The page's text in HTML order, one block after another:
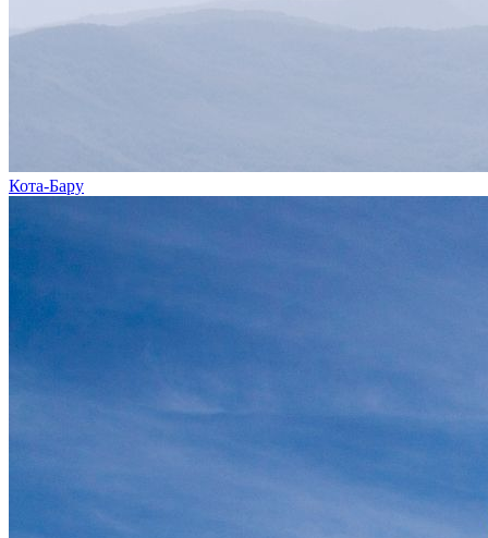
Кота-Бару